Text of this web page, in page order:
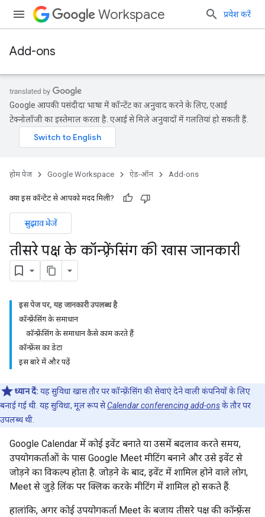
Workspace प्रवेश करें
Add-ons
Google आपकी पसंदीदा भाषा में कॉन्टेंट का अनुवाद करने के लिए, एआई
टेक्नोलॉजी का इस्तेमाल करता है. एआई से मिले अनुवादों में गलतियां हो सकती हैं.
होम पेज Google Workspace ऐड-ऑन Add-ons
क्या इस कॉन्टेंट से आपको मदद मिली?
सुझाव भेजें
तीसरे पक्ष के कॉन्फ़्रेंसिंग की खास जानकारी
इस पेज पर, यह जानकारी उपलब्ध है
कॉन्फ़्रेंसिंग के समाधान
कॉन्फ़्रेंसिंग के समाधान कैसे काम करते हैं
कॉन्फ़्रेंस का डेटा
इस बारे में और पढ़ें
ध्यान दें: यह सुविधा खास तौर पर कॉन्फ़्रेंसिंग की सेवाएं देने वाली कंपनियों के लिए
बनाई गई थी. यह सुविधा, मूल रूप सेCalendar conferencing add-onsके तौर पर
उपलब्ध थी.
Google Calendar में कोई इवेंट बनाते या उसमें बदलाव करते समय,
उपयोगकर्ताओं के पास Google Meet मीटिंग बनाने और उसे इवेंट से
जोड़ने का विकल्प होता है. जोड़ने के बाद, इवेंट में शामिल होने वाले लोग,
Meet से जुड़े लिंक पर क्लिक करके मीटिंग में शामिल हो सकते हैं.
हालांकि, अगर कोई उपयोगकर्ता Meet के बजाय तीसरे पक्ष की कॉन्फ़्रेंस